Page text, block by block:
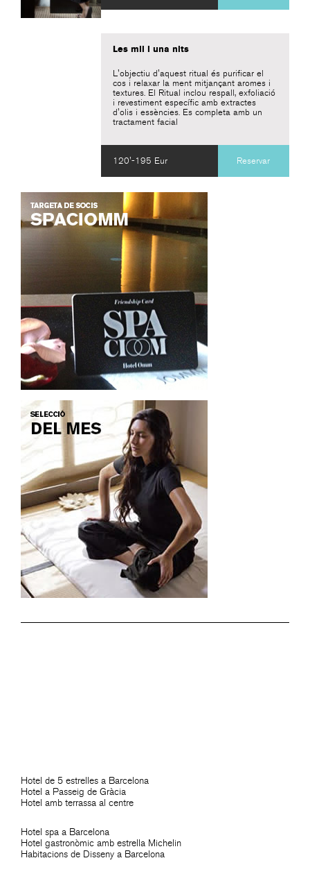
Les mil i una nits
L'objectiu d'aquest ritual és purificar el
cos i relaxar la ment mitjançant aromes i
textures. El Ritual inclou respall, exfoliació
i revestiment específic amb extractes
d'olis i essències. Es completa amb un
tractament facial
120'-195 Eur Reservar
Hotel de 5 estrelles a Barcelona
Hotel a Passeig de Gràcia
Hotel amb terrassa al centre
Hotel spa a Barcelona
Hotel gastronòmic amb estrella Michelin
Habitacions de Disseny a Barcelona